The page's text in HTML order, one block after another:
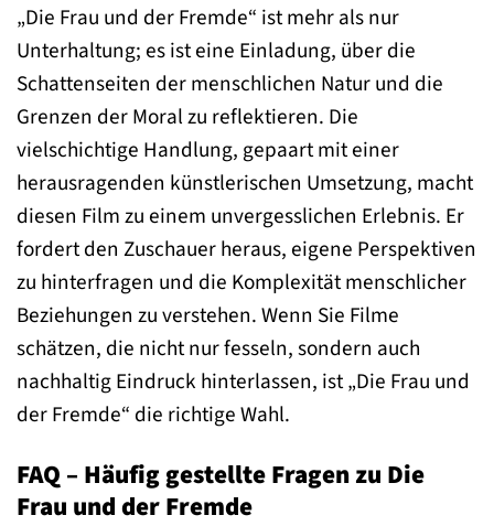
„Die Frau und der Fremde“ ist mehr als nur
Unterhaltung; es ist eine Einladung, über die
Schattenseiten der menschlichen Natur und die
Grenzen der Moral zu reflektieren. Die
vielschichtige Handlung, gepaart mit einer
herausragenden künstlerischen Umsetzung, macht
diesen Film zu einem unvergesslichen Erlebnis. Er
fordert den Zuschauer heraus, eigene Perspektiven
zu hinterfragen und die Komplexität menschlicher
Beziehungen zu verstehen. Wenn Sie Filme
schätzen, die nicht nur fesseln, sondern auch
nachhaltig Eindruck hinterlassen, ist „Die Frau und
der Fremde“ die richtige Wahl.
FAQ – Häufig gestellte Fragen zu Die
Frau und der Fremde